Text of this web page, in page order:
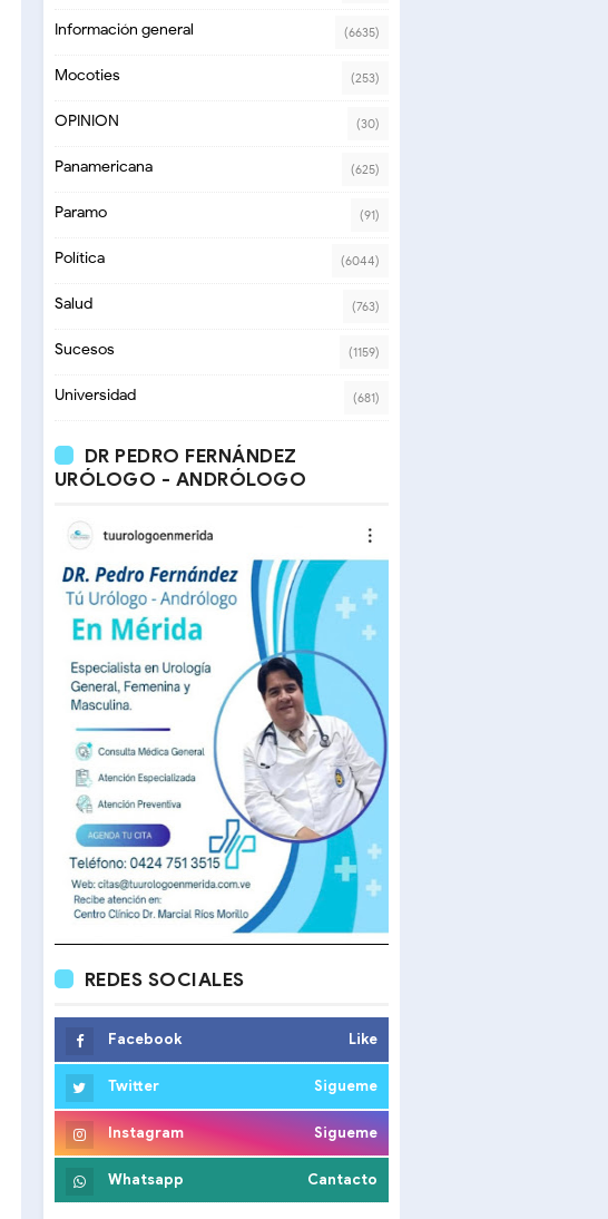
Información general (6635)
Mocoties (253)
OPINION (30)
Panamericana (625)
Paramo (91)
Política (6044)
Salud (763)
Sucesos (1159)
Universidad (681)
DR PEDRO FERNÁNDEZ
URÓLOGO - ANDRÓLOGO
REDES SOCIALES
Facebook Like
Twitter Sigueme
Instagram Sigueme
Whatsapp Cantacto